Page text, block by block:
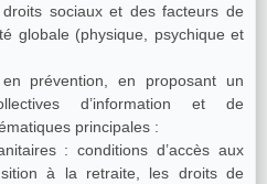
sociaux et des facteurs de
globale (physique, psychique et
prévention, en proposant un
d’information et de
principales :
: conditions d’accès aux
à la retraite, les droits de